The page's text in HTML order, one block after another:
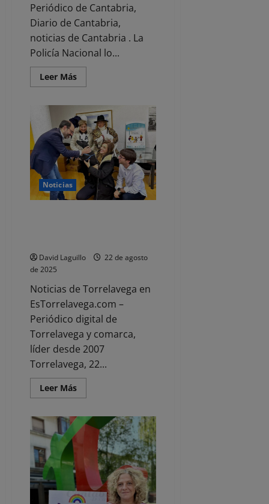
Periódico de Cantabria,
Diario de Cantabria,
noticias de Cantabria . La
Policía Nacional lo...
Leer MásLeer
más
Detenido
por
grabar
a
mujeres
sin
permiso
Noticias
David Laguillo
22 de agosto
de 2025
Noticias de Torrelavega en
EsTorrelavega.com –
Periódico digital de
Torrelavega y comarca,
líder desde 2007
Torrelavega, 22...
Leer MásLeer
más
Torrelavega
abre
el
plazo
solicitar
subvenciones
de
Bienestar
Animal